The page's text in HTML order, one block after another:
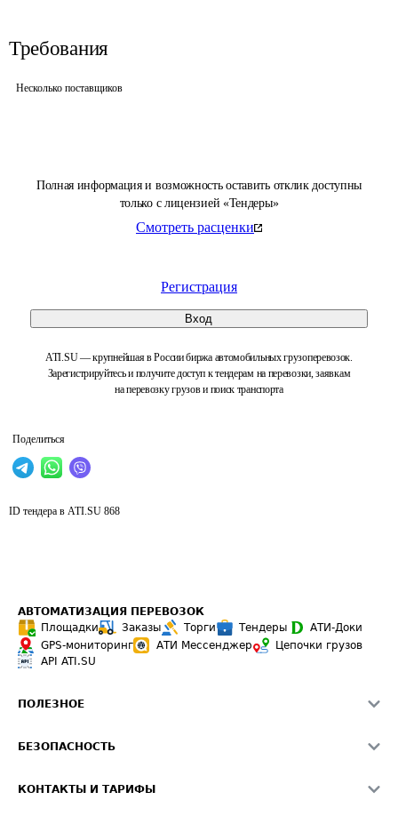
Полная информация и возможность оставить отклик доступны
только с лицензией «Тендеры»
Смотреть расценки
Регистрация
Вход
ATI.SU — крупнейшая в России биржа автомобильных грузоперевозок.
Зарегистрируйтесь и получите доступ к тендерам на перевозки, заявкам
на перевозку грузов и поиск транспорта
Поделиться
Требования
Несколько поставщиков
ID тендера в ATI.SU 868
АВТОМАТИЗАЦИЯ ПЕРЕВОЗОК
Площадки
Заказы Торги Тендеры
АТИ-Доки
GPS-мониторинг
АТИ Мессенджер
Цепочки грузов
API ATI.SU
ПОЛЕЗНОЕ
Звезды ATI.SU на вашем сайте
БЕЗОПАСНОСТЬ
КОНТАКТЫ И ТАРИФЫ